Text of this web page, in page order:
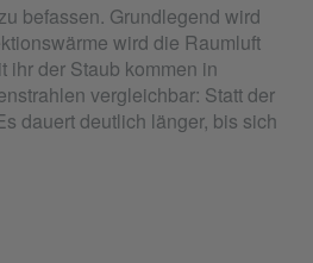
befassen. Grundlegend wird
wird die Raumluft
ihr der Staub kommen in
vergleichbar: Statt der
dauert deutlich länger, bis sich